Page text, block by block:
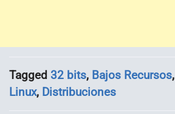
Tagged 32 bits, Bajos Recursos,
Linux, Distribuciones